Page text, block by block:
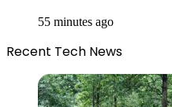
55 minutes ago
Recent Tech News